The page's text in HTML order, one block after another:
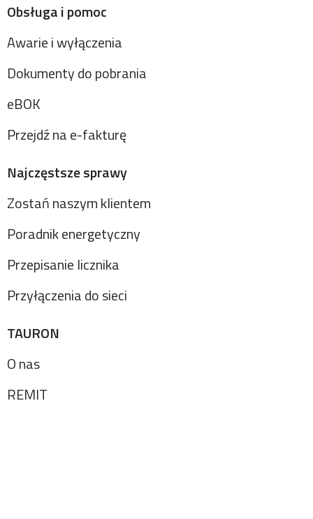
Obsługa i pomoc
Awarie i wyłączenia
Dokumenty do pobrania
eBOK
Przejdź na e-fakturę
Najczęstsze sprawy
Zostań naszym klientem
Poradnik energetyczny
Przepisanie licznika
Przyłączenia do sieci
TAURON
O nas
REMIT